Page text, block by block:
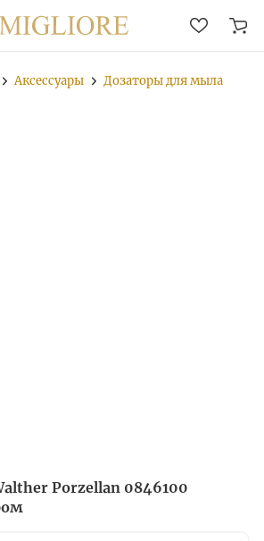
Аксессуары Дозаторы для мыла
Porzellan 0846100